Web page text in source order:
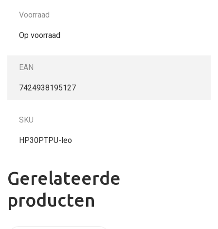
Voorraad
Op voorraad
EAN
7424938195127
SKU
HP30PTPU-leo
Gerelateerde
producten